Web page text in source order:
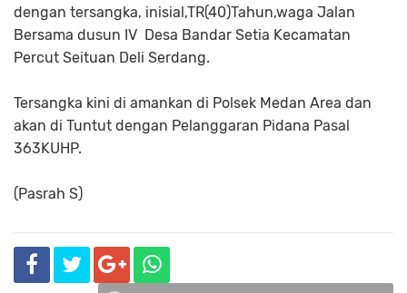
dengan tersangka, inisial,TR(40)Tahun,waga Jalan
Bersama dusun IV Desa Bandar Setia Kecamatan
Percut Seituan Deli Serdang.
Tersangka kini di amankan di Polsek Medan Area dan
akan di Tuntut dengan Pelanggaran Pidana Pasal
363KUHP.
(Pasrah S)